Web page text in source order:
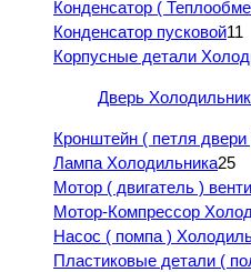
Конденсатор (
Конденсатор пусковой11
Корпусные детали
Дверь
Кронштейн ( петля
Лампа Холодильника25
Мотор ( двигатель )
Мотор-Компрессор
Насос ( помпа )
Пластиковые детали (